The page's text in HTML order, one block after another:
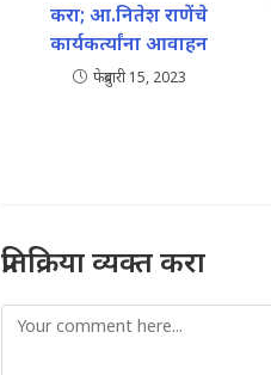
करा; आ.नितेश राणेंचे
कार्यकर्त्यांना आवाहन
फेब्रुवारी 15, 2023
प्रतिक्रिया व्यक्त करा
Comment